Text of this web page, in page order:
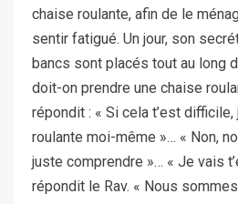
chaise roulante, afin de le
sentir fatigué. Un jour, son
bancs sont placés tout au long
doit-on prendre une chaise
répondit : « Si cela t’est
roulante moi-même »… « Non,
juste comprendre »… « Je vais
répondit le Rav. « Nous